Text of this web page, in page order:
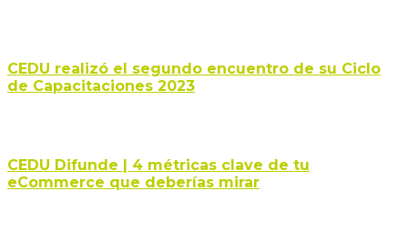
CEDU realizó el segundo encuentro de su Ciclo
de Capacitaciones 2023
CEDU Difunde | 4 métricas clave de tu
eCommerce que deberías mirar